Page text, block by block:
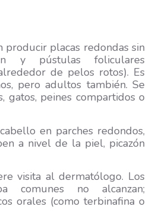
producir placas redondas sin
y pústulas foliculares
de pelos rotos). Es
pero adultos también. Se
gatos, peines compartidos o
en parches redondos,
a nivel de la piel, picazón
visita al dermatólogo. Los
comunes no alcanzan;
orales (como terbinafina o